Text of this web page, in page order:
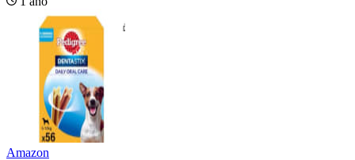
Amazon